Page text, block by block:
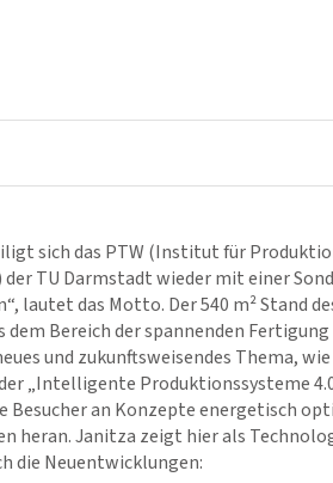
sich das PTW (Institut für
TU Darmstadt wieder mit einer
lautet das Motto. Der 540 m² Stand
Bereich der spannenden
und zukunftsweisendes Thema,
„Intelligente Produktionssysteme
Besucher an Konzepte energetisch
heran. Janitza zeigt hier als
die Neuentwicklungen: